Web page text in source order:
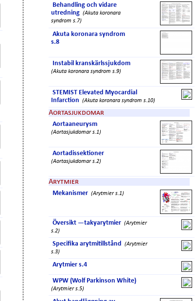
Behandling och vidare
utredning (Akuta koronara
syndrom s.7)
Akuta koronara syndrom
s.8
Instabil kranskärlssjukdom
(Akuta koronara syndrom s.9)
STEMIST Elevated Myocardial
Infarction (Akuta koronara syndrom s.10)
Aortasjukdomar
Aortaaneurysm
(Aortasjukdomar s.1)
Aortadissektioner
(Aortasjukdomar s.2)
Arytmier
Mekanismer (Arytmier s.1)
Översikt —takyarytmier (Arytmier
s.2)
Specifika arytmitillstånd (Arytmier
s.3)
Arytmier s.4
WPW (Wolf Parkinson White)
(Arytmier s.5)